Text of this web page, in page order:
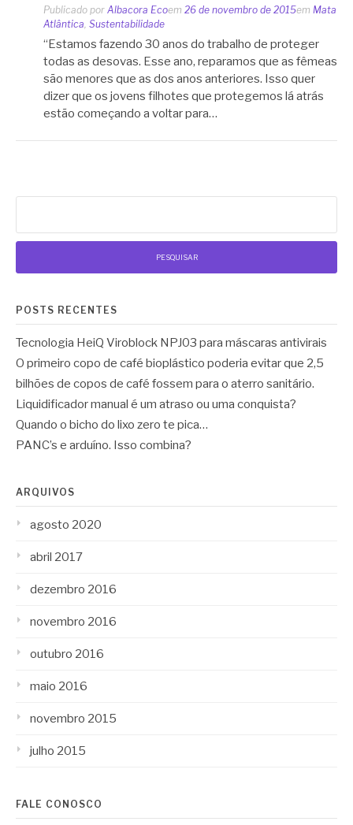
Publicado por Albacora Ecoem 26 de novembro de 2015em Mata
Atlântica, Sustentabilidade
“Estamos fazendo 30 anos do trabalho de proteger
todas as desovas. Esse ano, reparamos que as fêmeas
são menores que as dos anos anteriores. Isso quer
dizer que os jovens filhotes que protegemos lá atrás
estão começando a voltar para…
POSTS RECENTES
Tecnologia HeiQ Viroblock NPJ03 para máscaras antivirais
O primeiro copo de café bioplástico poderia evitar que 2,5
bilhões de copos de café fossem para o aterro sanitário.
Liquidificador manual é um atraso ou uma conquista?
Quando o bicho do lixo zero te pica…
PANC’s e arduíno. Isso combina?
ARQUIVOS
agosto 2020
abril 2017
dezembro 2016
novembro 2016
outubro 2016
maio 2016
novembro 2015
julho 2015
FALE CONOSCO